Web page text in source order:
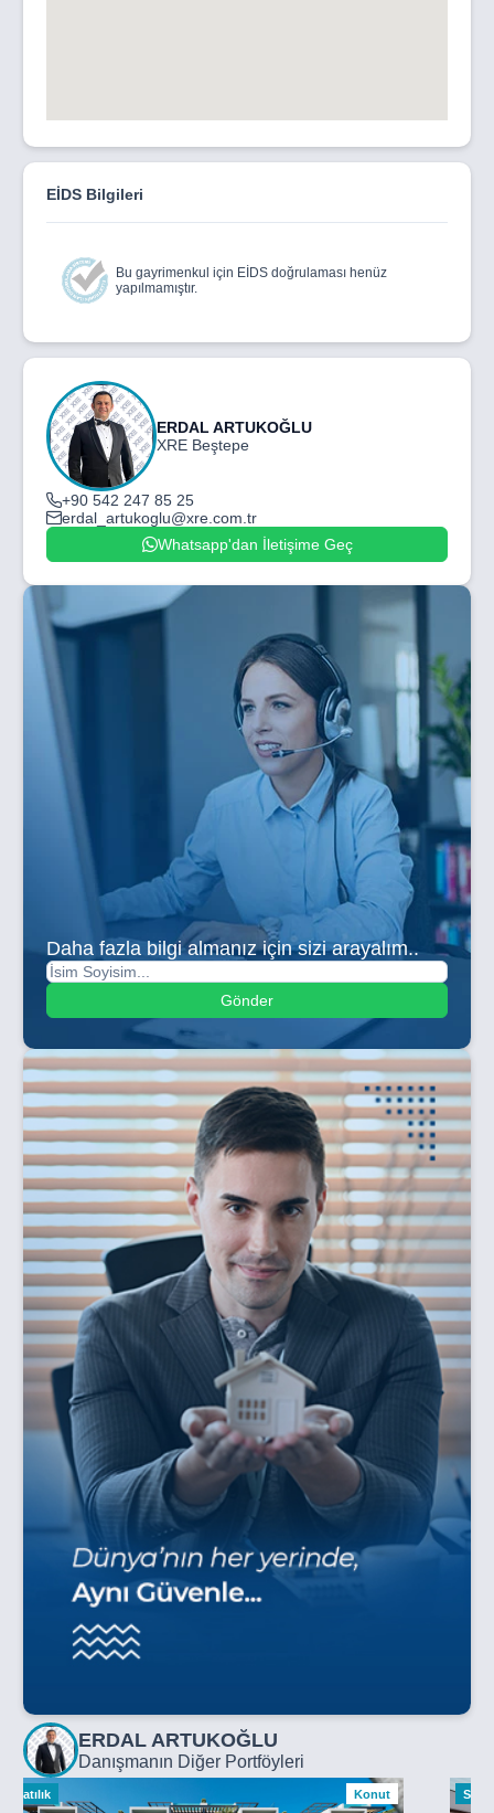
EİDS Bilgileri
Bu gayrimenkul için EİDS doğrulaması henüz
yapılmamıştır.
ERDAL ARTUKOĞLU
XRE Beştepe
+90 542 247 85 25
erdal_artukoglu@xre.com.tr
Whatsapp'dan İletişime Geç
Daha fazla bilgi almanız için sizi arayalım..
Gönder
ERDAL ARTUKOĞLU
Danışmanın Diğer Portföyleri
Satılık Konut